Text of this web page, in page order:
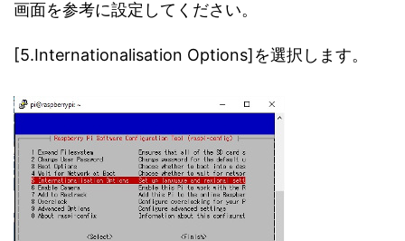
画面を参考に設定してください。
[5.Internationalisation Options]を選択します。